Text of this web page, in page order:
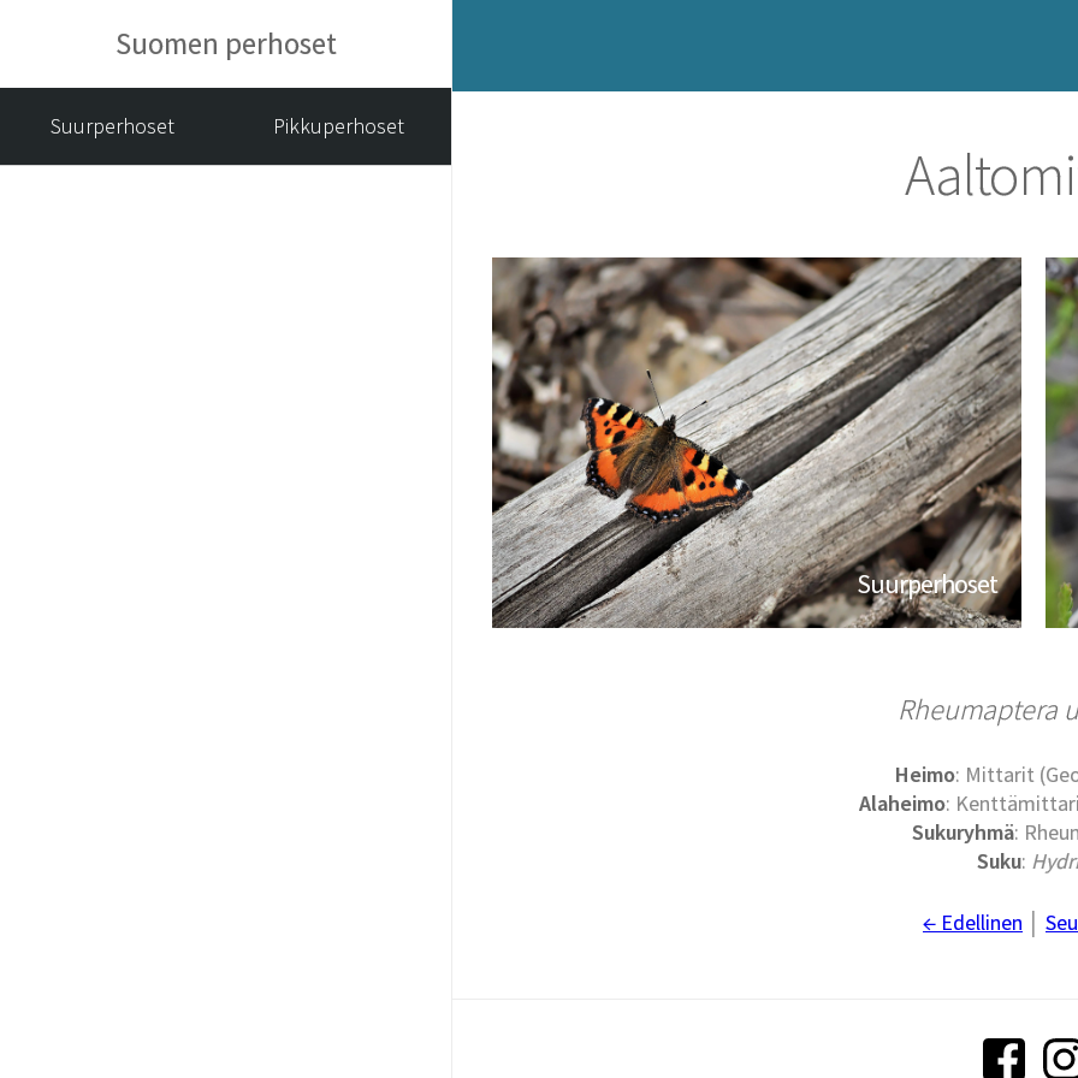
Suomen perhoset
Suurperhoset Pikkuperhoset
Suurperhoset
Rheumaptera
Heimo: Mittarit
Alaheimo:
Sukuryhmä:
Suku:
← Edellinen